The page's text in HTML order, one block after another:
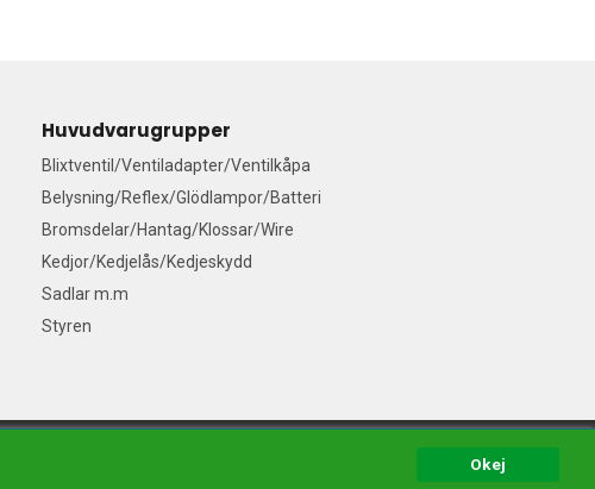
Okej
Huvudvarugrupper
Blixtventil/Ventiladapter/Ventilkåpa
Belysning/Reflex/Glödlampor/Batteri
Bromsdelar/Hantag/Klossar/Wire
Kedjor/Kedjelås/Kedjeskydd
Sadlar m.m
Styren